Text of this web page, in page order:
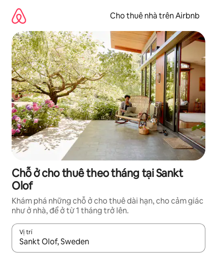
dung
Cho thuê nhà trên Airbnb
Chỗ ở cho thuê theo tháng tại Sankt
Olof
Khám phá những chỗ ở cho thuê dài hạn, cho cảm giác
như ở nhà, để ở từ 1 tháng trở lên.
Vị trí
Khi có kết quả, hãy điều hướng bằng phím mũi tên lên và